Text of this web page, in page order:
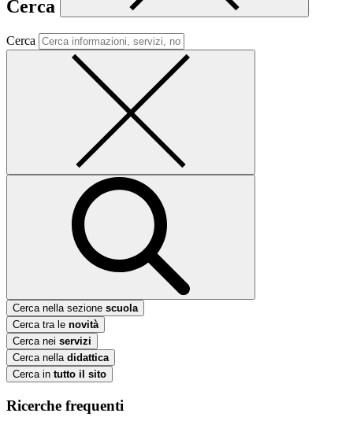
Cerca
Cerca
Cerca nella sezione scuola
Cerca tra le novità
Cerca nei servizi
Cerca nella didattica
Cerca in tutto il sito
Ricerche frequenti